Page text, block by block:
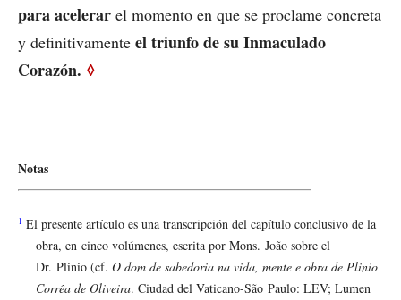
para acelerar el momento en que se proclame concreta
y definitivamente el triunfo de su Inmaculado
Corazón. ◊
Notas
1 El presente artículo es una transcripción del capítulo conclusivo de la
obra, en cinco volúmenes, escrita por Mons. João sobre el
Dr. Plinio (cf. O dom de sabedoria na vida, mente e obra de Plinio
Corrêa de Oliveira. Ciudad del Vaticano-São Paulo: LEV; Lumen